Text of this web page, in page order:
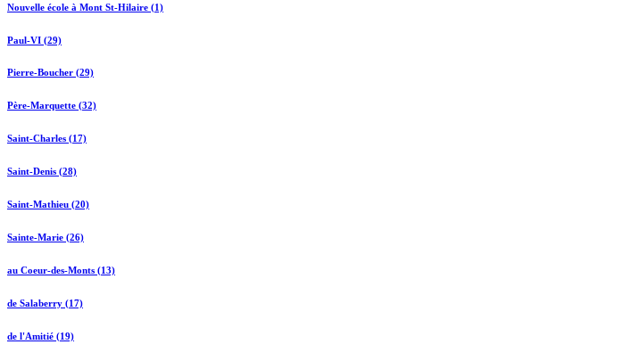
Nouvelle école à Mont St-Hilaire (1)
Paul-VI (29)
Pierre-Boucher (29)
Père-Marquette (32)
Saint-Charles (17)
Saint-Denis (28)
Saint-Mathieu (20)
Sainte-Marie (26)
au Coeur-des-Monts (13)
de Salaberry (17)
de l'Amitié (19)